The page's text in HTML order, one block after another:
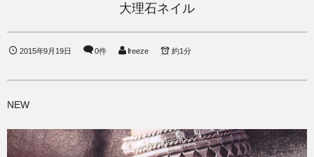
大理石ネイル
2015年9月19日 0件 freeze 約1分
NEW